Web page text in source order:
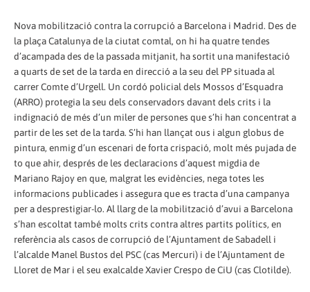
Nova mobilització contra la corrupció a Barcelona i Madrid. Des de
la plaça Catalunya de la ciutat comtal, on hi ha quatre tendes
d’acampada des de la passada mitjanit, ha sortit una manifestació
a quarts de set de la tarda en direcció a la seu del PP situada al
carrer Comte d’Urgell. Un cordó policial dels Mossos d’Esquadra
(ARRO) protegia la seu dels conservadors davant dels crits i la
indignació de més d’un miler de persones que s’hi han concentrat a
partir de les set de la tarda. S’hi han llançat ous i algun globus de
pintura, enmig d’un escenari de forta crispació, molt més pujada de
to que ahir, després de les declaracions d’aquest migdia de
Mariano Rajoy en que, malgrat les evidències, nega totes les
informacions publicades i assegura que es tracta d’una campanya
per a desprestigiar-lo. Al llarg de la mobilització d’avui a Barcelona
s’han escoltat també molts crits contra altres partits polítics, en
referència als casos de corrupció de l’Ajuntament de Sabadell i
l’alcalde Manel Bustos del PSC (cas Mercuri) i de l’Ajuntament de
Lloret de Mar i el seu exalcalde Xavier Crespo de CiU (cas Clotilde).